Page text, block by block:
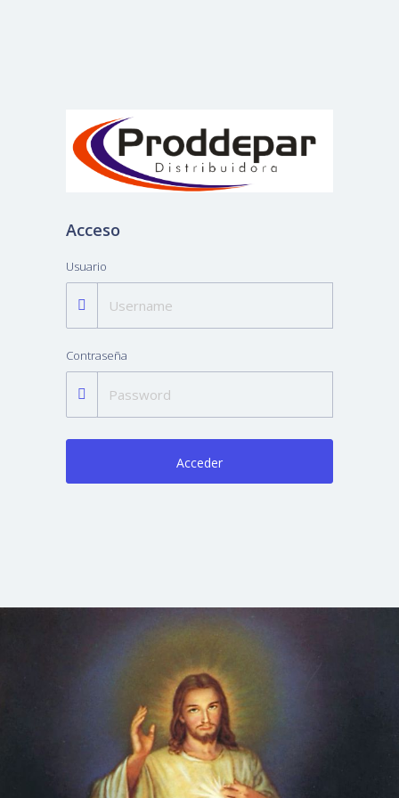
Acceso
Usuario
Contraseña
Acceder